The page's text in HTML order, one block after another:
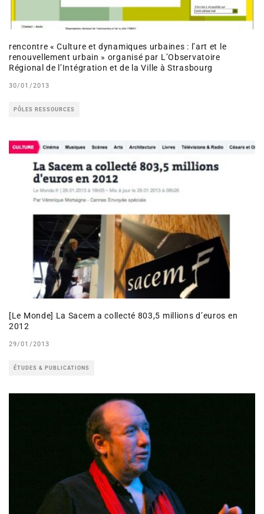
rencontre « Culture et dynamiques urbaines : l’art et le
renouvellement urbain » organisé par L’Observatoire
Régional de l’Intégration et de la Ville à Strasbourg
30/01/2013
PÔLES RESSOURCES
[Le Monde] La Sacem a collecté 803,5 millions d’euros en
2012
29/01/2013
ÉTUDES & PUBLICATIONS